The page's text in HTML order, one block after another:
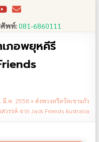
ศัพท์:081-6860111
เภอพยุหคีรี
มี.ค. 2558»ส่งพวงหรีดวัดเขาแก้ว
วรรค์ จาก Jack Friends Australia